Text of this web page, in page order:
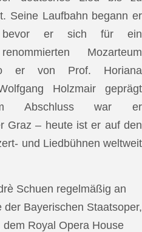
Seine Laufbahn begann er
bevor er sich für ein
Mozarteum
er von Prof. Horiana
Holzmair geprägt
Abschluss war er
Graz – heute ist er auf den
und Liedbühnen weltweit
Schuen regelmäßig an
Bayerischen Staatsoper,
Royal Opera House